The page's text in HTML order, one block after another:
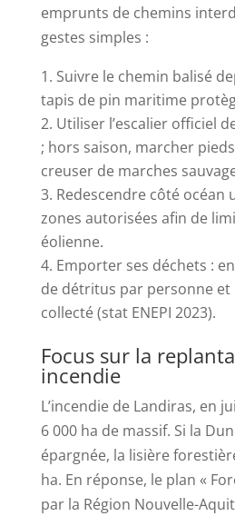
emprunts de chemins
gestes simples :
Suivre le chemin balisé
tapis de pin maritime
Utiliser l’escalier officiel
; hors saison, marcher
creuser de marches
Redescendre côté océan
zones autorisées afin de
éolienne.
Emporter ses déchets :
de détritus par personne
collecté (stat ENEPI 2023).
Focus sur la
incendie
L’incendie de Landiras, en
6 000 ha de massif. Si la
épargnée, la lisière
ha. En réponse, le plan «
par la Région Nouvelle-